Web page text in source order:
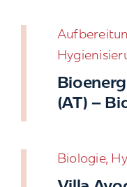
(AT) –
Biologie,